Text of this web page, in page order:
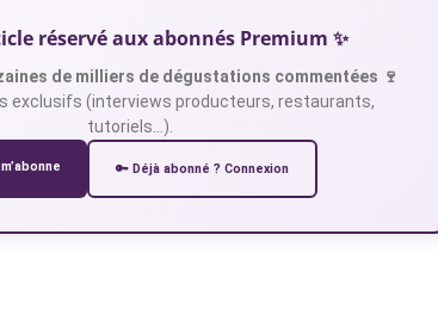
réservé aux abonnés Premium ✨
de milliers de dégustations commentées 🍷
exclusifs (interviews producteurs, restaurants,
tutoriels…).
🔑 Déjà abonné ? Connexion